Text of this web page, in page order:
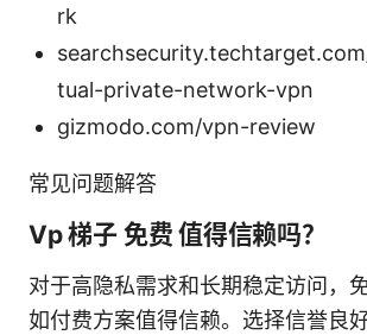
rk
tual-private-network-vpn
gizmodo.com/vpn-review
常见问题解答
Vp 梯子 免费 值得信赖吗？
对于高隐私需求和长期稳定访问，
如付费方案值得信赖。选择信誉良